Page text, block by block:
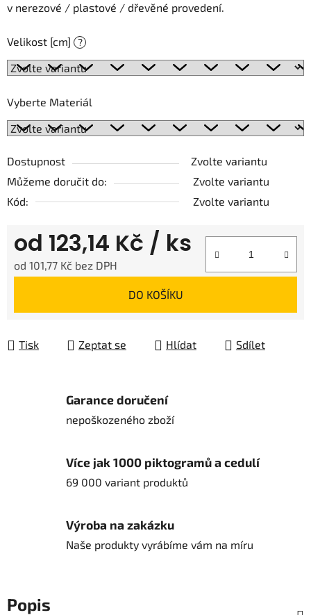
v nerezové / plastové / dřevěné provedení.
Velikost [cm] ?
Vyberte Materiál
Dostupnost
Zvolte variantu
Můžeme doručit do:
Zvolte variantu
Kód:
Zvolte variantu
od 123,14 Kč / ks
od 101,77 Kč bez DPH
DO KOŠÍKU
Tisk Zeptat se Hlídat Sdílet
Garance doručení
nepoškozeného zboží
Více jak 1000 piktogramů a cedulí
69 000 variant produktů
Výroba na zakázku
Naše produkty vyrábíme vám na míru
Popis